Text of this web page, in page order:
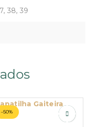
38, 39
–50%